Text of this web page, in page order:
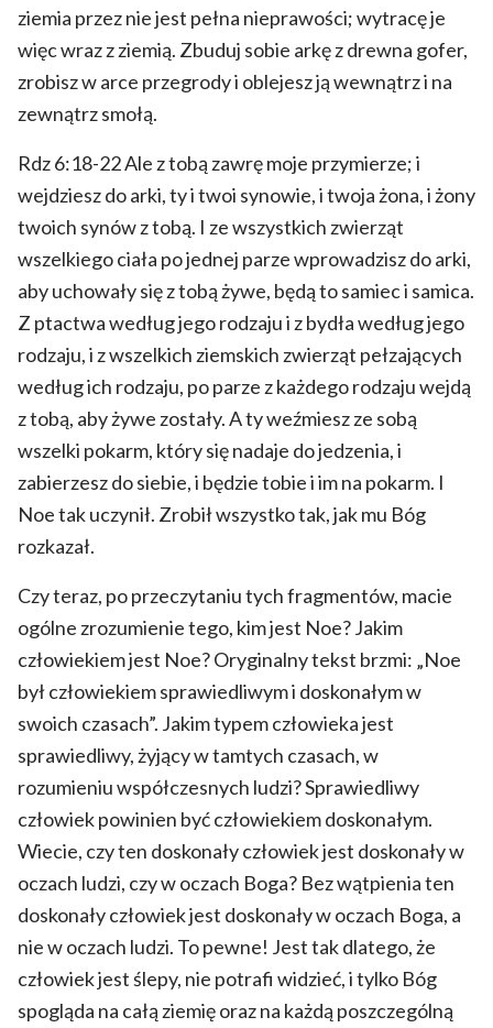
ziemia przez nie jest pełna nieprawości; wytracę je
więc wraz z ziemią. Zbuduj sobie arkę z drewna gofer,
zrobisz w arce przegrody i oblejesz ją wewnątrz i na
zewnątrz smołą.
Rdz 6:18-22 Ale z tobą zawrę moje przymierze; i
wejdziesz do arki, ty i twoi synowie, i twoja żona, i żony
twoich synów z tobą. I ze wszystkich zwierząt
wszelkiego ciała po jednej parze wprowadzisz do arki,
aby uchowały się z tobą żywe, będą to samiec i samica.
Z ptactwa według jego rodzaju i z bydła według jego
rodzaju, i z wszelkich ziemskich zwierząt pełzających
według ich rodzaju, po parze z każdego rodzaju wejdą
z tobą, aby żywe zostały. A ty weźmiesz ze sobą
wszelki pokarm, który się nadaje do jedzenia, i
zabierzesz do siebie, i będzie tobie i im na pokarm. I
Noe tak uczynił. Zrobił wszystko tak, jak mu Bóg
rozkazał.
Czy teraz, po przeczytaniu tych fragmentów, macie
ogólne zrozumienie tego, kim jest Noe? Jakim
człowiekiem jest Noe? Oryginalny tekst brzmi: „Noe
był człowiekiem sprawiedliwym i doskonałym w
swoich czasach”. Jakim typem człowieka jest
sprawiedliwy, żyjący w tamtych czasach, w
rozumieniu współczesnych ludzi? Sprawiedliwy
człowiek powinien być człowiekiem doskonałym.
Wiecie, czy ten doskonały człowiek jest doskonały w
oczach ludzi, czy w oczach Boga? Bez wątpienia ten
doskonały człowiek jest doskonały w oczach Boga, a
nie w oczach ludzi. To pewne! Jest tak dlatego, że
człowiek jest ślepy, nie potrafi widzieć, i tylko Bóg
spogląda na całą ziemię oraz na każdą poszczególną